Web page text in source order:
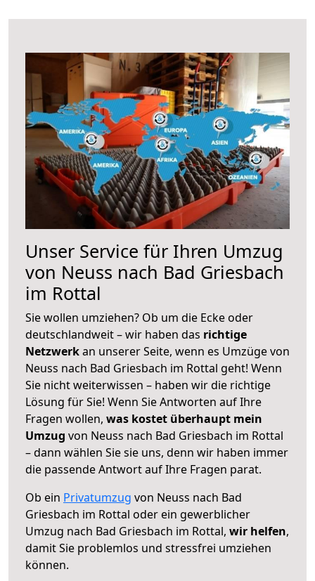
Unser Service für Ihren Umzug
von Neuss nach Bad Griesbach
im Rottal
Sie wollen umziehen? Ob um die Ecke oder
deutschlandweit – wir haben das richtige
Netzwerkan unserer Seite, wenn es Umzüge von
Neuss nach Bad Griesbach im Rottal geht! Wenn
Sie nicht weiterwissen – haben wir die richtige
Lösung für Sie! Wenn Sie Antworten auf Ihre
Fragen wollen, was kostet überhaupt mein
Umzug von Neuss nach Bad Griesbach im Rottal
– dann wählen Sie sie uns, denn wir haben immer
die passende Antwort auf Ihre Fragen parat.
Ob ein Privatumzug von Neuss nach Bad
Griesbach im Rottal oder ein gewerblicher
Umzug nach Bad Griesbach im Rottal, wir helfen,
damit Sie problemlos und stressfrei umziehen
können.